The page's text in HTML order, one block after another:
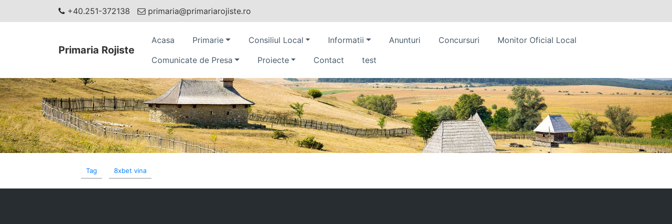
+40.251-372138 primaria@primariarojiste.ro
Primaria Rojiste
Acasa Primarie Consiliul Local Informatii Anunturi Concursuri
Monitor Oficial Local
Comunicate de Presa
Proiecte Contact test
Tag 8xbet vina